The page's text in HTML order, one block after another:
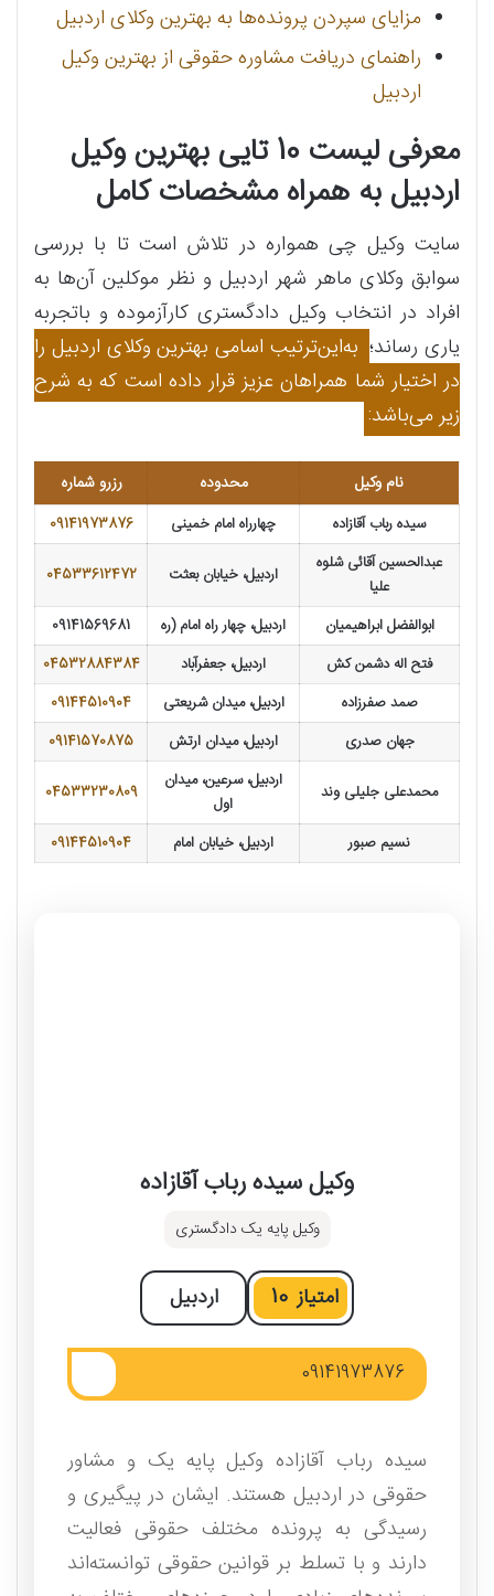
مزایای سپردن پرونده‌ها به بهترین وکلای اردبیل
راهنمای دریافت مشاوره حقوقی از بهترین وکیل
اردبیل
معرفی لیست 10 تایی بهترین وکیل
اردبیل به همراه مشخصات کامل
سایت وکیل چی همواره در تلاش است تا با بررسی
سوابق وکلای ماهر شهر اردبیل و نظر موکلین آن‌ها به
افراد در انتخاب وکیل دادگستری کارآزموده و باتجربه
یاری رساند؛ به‌این‌ترتیب اسامی بهترین وکلای اردبیل را
در اختیار شما همراهان عزیز قرار داده است که به شرح
زیر می‌باشد:
نام وکیل محدوده رزرو شماره
سیده رباب آقازاده چهارراه امام خمینی
09141973876
عبدالحسین آقائی شلوه
علیا
اردبیل، خیابان بعثت 04533612472
ابوالفضل ابراهیمیان اردبیل، چهار راه امام (ره
09141569681
فتح اله دشمن کش
اردبیل، جعفرآباد
04532884384
صمد صفرزاده
اردبیل، میدان شریعتی
09144510904
جهان صدری
اردبیل، میدان ارتش 09141570875
محمدعلی جلیلی وند
اردبیل، سرعین، میدان
اول
04533230809
نسیم صبور اردبیل، خیابان امام 09144510904
وکیل سیده رباب آقازاده
وکیل پایه یک دادگستری
امتیاز 10 اردبیل
09141973876
سیده رباب آقازاده وکیل پایه یک و مشاور
حقوقی در اردبیل هستند. ایشان در پیگیری و
رسیدگی به پرونده مختلف حقوقی فعالیت
دارند و با تسلط بر قوانین حقوقی توانسته‌اند